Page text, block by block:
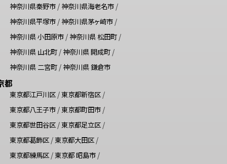
神奈川県秦野市/神奈川県海老名市/
神奈川県平塚市/神奈川県茅ヶ崎市/
神奈川県 小田原市/神奈川県 松田町/
神奈川県 山北町/神奈川県 開成町/
神奈川県 二宮町/神奈川県 鎌倉市
都
東京都江戸川区/東京都新宿区/
東京都八王子市/東京都町田市/
東京都世田谷区/東京都足立区/
東京都葛飾区/東京都大田区/
東京都練馬区/東京都 昭島市/